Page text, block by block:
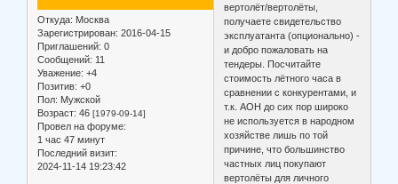
Откуда: Москва
Зарегистрирован: 2016-04-15
Приглашений: 0
Сообщений: 11
Уважение: +4
Позитив: +0
Пол: Мужской
Возраст: 46 [1979-09-14]
Провел на форуме:
1 час 47 минут
Последний визит:
2024-11-14 19:23:42
вертолёт/вертолёты,
получаете свидетельство
эксплуатанта (опционально) -
и добро пожаловать на
тендеры. Посчитайте
стоимость лётного часа в
сравнении с конкурентами, и
т.к. АОН до сих пор широко
не используется в народном
хозяйстве лишь по той
причине, что большинство
частных лиц покупают
вертолёты для личного